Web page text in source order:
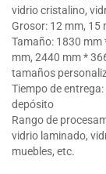
vidrio cristalino,
Grosor: 12 mm, 15
Tamaño: 1830 mm
mm, 2440 mm *
tamaños
Tiempo de
depósito
Rango de
vidrio laminado,
muebles, etc.